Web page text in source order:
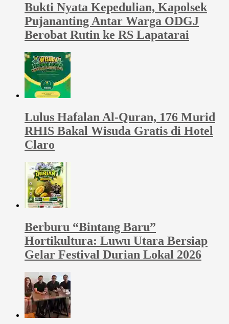
Bukti Nyata Kepedulian, Kapolsek
Pujananting Antar Warga ODGJ
Berobat Rutin ke RS Lapatarai
Lulus Hafalan Al-Quran, 176 Murid
RHIS Bakal Wisuda Gratis di Hotel
Claro
Berburu “Bintang Baru”
Hortikultura: Luwu Utara Bersiap
Gelar Festival Durian Lokal 2026